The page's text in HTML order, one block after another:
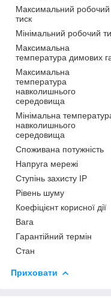
Максимальний робочий
тиск
Мінімальний робочий
Максимальна
температура димових
Максимальна
температура
навколишнього
середовища
Мінімальна
навколишнього
середовища
Споживана потужність
Напруга мережі
Ступінь захисту IP
Рівень шуму
Коефіцієнт корисної дії
Вага
Гарантійний термін
Стан
Приховати